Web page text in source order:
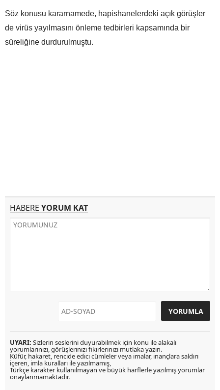
Söz konusu kararnamede, hapishanelerdeki açık görüşler
de virüs yayılmasını önleme tedbirleri kapsamında bir
süreliğine durdurulmuştu.
HABERE YORUM KAT
UYARI: Sizlerin seslerini duyurabilmek için konu ile alakalı
yorumlarınızı, görüşlerinizi fikirlerinizi mutlaka yazın.
Küfür, hakaret, rencide edici cümleler veya imalar, inançlara saldırı
içeren, imla kuralları ile yazılmamış,
Türkçe karakter kullanılmayan ve büyük harflerle yazılmış yorumlar
onaylanmamaktadır.